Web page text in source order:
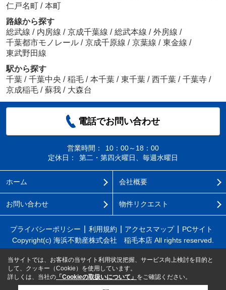
仁戸名町 / 本町
路線から探す
総武線 / 内房線 / 京成千葉線 / 総武本線 / 外房線 /
千葉都市モノレール / 京成千原線 / 京葉線 / 東金線 /
東武野田線
駅から探す
千葉 / 千葉中央 / 稲毛 / 本千葉 / 東千葉 / 西千葉 / 千葉寺 /
京成稲毛 / 蘇我 / 大森台
電話でお問い合わせ
営業時間：
10：00～18：00
定休日：
第二・第四火曜日、毎週水曜日
ホーム 会社概要
お問い合わせ 物件リクエスト
プライバシーポリシー 利用規約 アクセスマップ
PCサイト
Copyright(c) 海浜不動産株式会社 稲毛本店 All rights reserved.
当サイトでは、お客様の当サイト利用状況把握、サービス向上検討を目的と
して、クッキー（Cookie）を使用しています。
詳しくは、当社の 「Cookieの取扱いについて」 をご確認ください。